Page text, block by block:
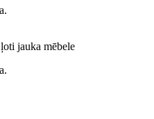
jauka mēbele